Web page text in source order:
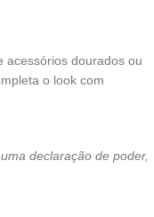
acessórios dourados ou
o look com
declaração de poder,